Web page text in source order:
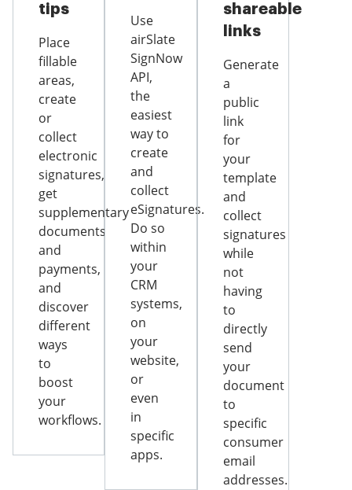
tips
Place
fillable
areas,
create
or
collect
electronic
signatures,
get
supplementary
documents
and
payments,
and
discover
different
ways
to
boost
your
workflows.
Use
airSlate
SignNow
API,
the
easiest
way to
create
and
collect
eSignatures.
Do so
within
your
CRM
systems,
on
your
website,
or
even
in
specific
apps.
shareable
links
Generate
a
public
link
for
your
template
and
collect
signatures
while
not
having
to
directly
send
your
document
to
specific
consumer
email
addresses.